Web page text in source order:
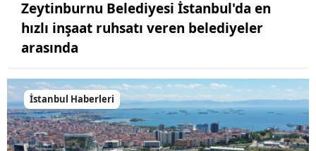
Zeytinburnu Belediyesi İstanbul'da en
hızlı inşaat ruhsatı veren belediyeler
arasında
İstanbul Haberleri